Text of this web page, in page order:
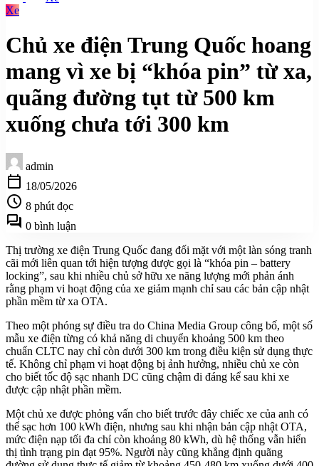
Xe
Chủ xe điện Trung Quốc hoang
mang vì xe bị “khóa pin” từ xa,
quãng đường tụt từ 500 km
xuống chưa tới 300 km
admin
calendar_today 18/05/2026
schedule 8 phút đọc
forum 0 bình luận
Thị trường xe điện Trung Quốc đang đối mặt với một làn sóng tranh
cãi mới liên quan tới hiện tượng được gọi là “khóa pin – battery
locking”, sau khi nhiều chủ sở hữu xe năng lượng mới phản ánh
rằng phạm vi hoạt động của xe giảm mạnh chỉ sau các bản cập nhật
phần mềm từ xa OTA.
Theo một phóng sự điều tra do China Media Group công bố, một số
mẫu xe điện từng có khả năng di chuyển khoảng 500 km theo
chuẩn CLTC nay chỉ còn dưới 300 km trong điều kiện sử dụng thực
tế. Không chỉ phạm vi hoạt động bị ảnh hưởng, nhiều chủ xe còn
cho biết tốc độ sạc nhanh DC cũng chậm đi đáng kể sau khi xe
được cập nhật phần mềm.
Một chủ xe được phỏng vấn cho biết trước đây chiếc xe của anh có
thể sạc hơn 100 kWh điện, nhưng sau khi nhận bản cập nhật OTA,
mức điện nạp tối đa chỉ còn khoảng 80 kWh, dù hệ thống vẫn hiển
thị tình trạng pin đạt 95%. Người này cũng khẳng định quãng